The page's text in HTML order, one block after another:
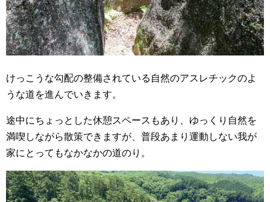
けっこうな勾配の整備されている自然のアスレチックのよ
うな道を進んでいきます。
途中にちょっとした休憩スペースもあり、ゆっくり自然を
満喫しながら散策できますが、普段あまり運動しない我が
家にとってもなかなかの道のり。